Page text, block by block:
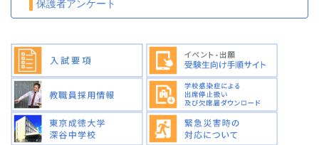
保護者アンケート